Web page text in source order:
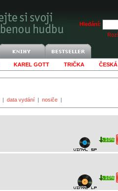
Hledání:
KAREL GOTT TRIČKA
| data vydání | nosiče |
10%
10%